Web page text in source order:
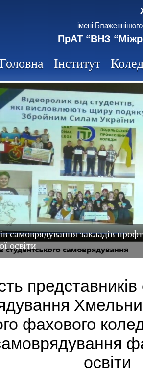
імені
ПрАТ “ВНЗ
Головна Інститут
самоврядування закладів
освіти
представників
фахового
освіти